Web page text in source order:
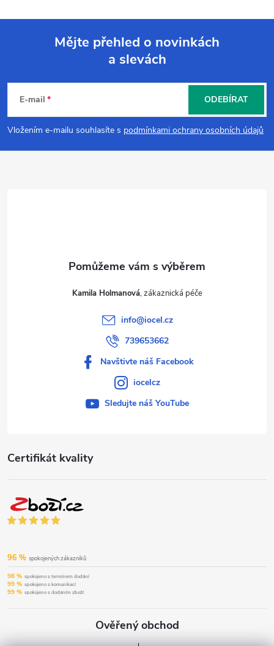
p
a
Mějte přehled o novinkách
a slevách
E-mail
Vložením e-mailu souhlasíte s podmínkami ochrany osobních údajů
ODEBÍRAT
Certifikát kvality
96 % spokojených zákazníků
98 % spokojeno s termínem dodání
99 % spokojeno s komunikací
99 % spokojeno s dodáním zboží
Ověřený obchod
Kamila Holmanová
info@iocel.cz
739653662
Navštivte náš Facebook
iocelcz
Sledujte náš YouTube